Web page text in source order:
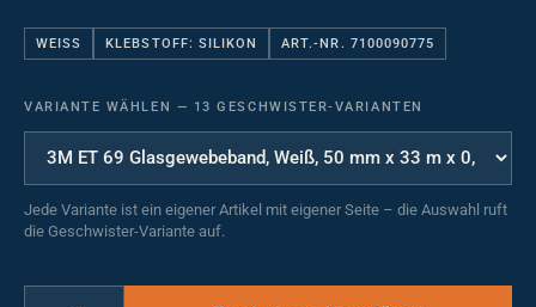
WEISS KLEBSTOFF: SILIKON ART.-NR. 7100090775
VARIANTE WÄHLEN — 13 GESCHWISTER-VARIANTEN
Jede Variante ist ein eigener Artikel mit eigener Seite – die Auswahl ruft
die Geschwister-Variante auf.